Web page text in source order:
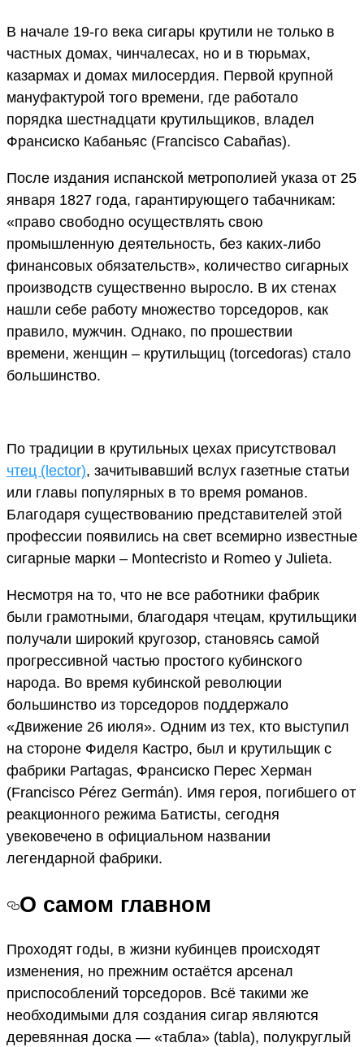
В начале 19-го века сигары крутили не только в
частных домах, чинчалесах, но и в тюрьмах,
казармах и домах милосердия. Первой крупной
мануфактурой того времени, где работало
порядка шестнадцати крутильщиков, владел
Франсиско Кабаньяс (Francisco Cabañas).
После издания испанской метрополией указа от 25
января 1827 года, гарантирующего табачникам:
«право свободно осуществлять свою
промышленную деятельность, без каких-либо
финансовых обязательств», количество сигарных
производств существенно выросло. В их стенах
нашли себе работу множество торседоров, как
правило, мужчин. Однако, по прошествии
времени, женщин – крутильщиц (torcedoras) стало
большинство.
По традиции в крутильных цехах присутствовал
чтец (lector), зачитывавший вслух газетные статьи
или главы популярных в то время романов.
Благодаря существованию представителей этой
профессии появились на свет всемирно известные
сигарные марки – Montecristo и Romeo y Julieta.
Несмотря на то, что не все работники фабрик
были грамотными, благодаря чтецам, крутильщики
получали широкий кругозор, становясь самой
прогрессивной частью простого кубинского
народа. Во время кубинской революции
большинство из торседоров поддержало
«Движение 26 июля». Одним из тех, кто выступил
на стороне Фиделя Кастро, был и крутильщик с
фабрики Partagas, Франсиско Перес Херман
(Francisco Pérez Germán). Имя героя, погибшего от
реакционного режима Батисты, сегодня
увековечено в официальном названии
легендарной фабрики.
О самом главном
Проходят годы, в жизни кубинцев происходят
изменения, но прежним остаётся арсенал
приспособлений торседоров. Всё такими же
необходимыми для создания сигар являются
деревянная доска — «табла» (tabla), полукруглый